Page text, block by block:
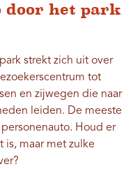
door het park
strekt zich uit over
tot
en zijwegen die naar
leiden. De meeste
Houd er
is, maar met zulke